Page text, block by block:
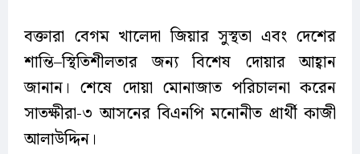
বক্তারা বেগম খালেদা জিয়ার সুস্থতা এবং দেশের
শান্তি–স্থিতিশীলতার জন্য বিশেষ দোয়ার আহ্বান
জানান। শেষে দোয়া মোনাজাত পরিচালনা করেন
সাতক্ষীরা-৩ আসনের বিএনপি মনোনীত প্রার্থী কাজী
আলাউদ্দিন।